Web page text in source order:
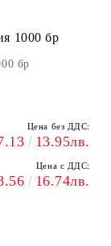
1000 бр
бр
Цена без ДДС:
13.95лв.
Цена с ДДС:
16.74лв.